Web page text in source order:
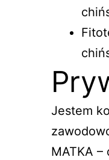
Jestem
MATKA –